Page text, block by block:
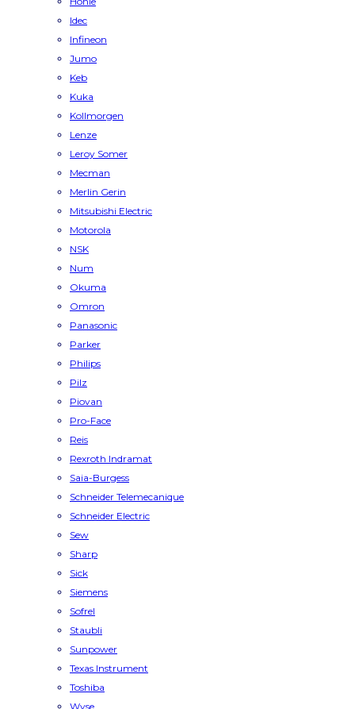
Idec
Infineon
Jumo
Keb
Kuka
Kollmorgen
Lenze
Leroy Somer
Mecman
Merlin Gerin
Mitsubishi Electric
Motorola
NSK
Num
Okuma
Omron
Panasonic
Parker
Philips
Pilz
Piovan
Pro-Face
Reis
Rexroth Indramat
Saia-Burgess
Schneider Telemecanique
Schneider Electric
Sew
Sharp
Sick
Siemens
Sofrel
Staubli
Sunpower
Texas Instrument
Toshiba
Wyse